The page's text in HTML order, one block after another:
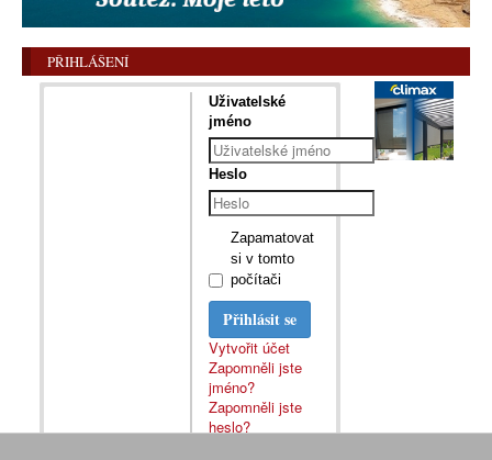
PŘIHLÁŠENÍ
Uživatelské
jméno
Heslo
Zapamatovat
si v tomto
počítači
Přihlásit se
Vytvořit účet
Zapomněli jste
jméno?
Zapomněli jste
heslo?